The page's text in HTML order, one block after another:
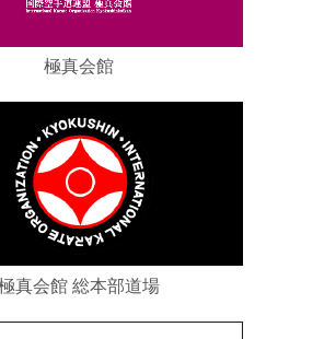
極真会館
真会館 総本部道場